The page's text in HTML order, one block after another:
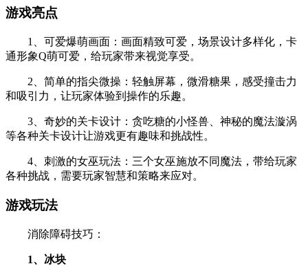
游戏亮点
1、可爱爆萌画面：画面精致可爱，场景设计多样化，卡
通形象Q萌可爱，给玩家带来视觉享受。
2、简单的指尖微操：轻触屏幕，微滑糖果，感受撞击力
和吸引力，让玩家体验到操作的乐趣。
3、奇妙的关卡设计：贪吃糖的小怪兽、神秘的魔法漩涡
等各种关卡设计让游戏更有趣味和挑战性。
4、刺激的女巫玩法：三个女巫施放不同魔法，带给玩家
各种挑战，需要玩家智慧和策略来应对。
游戏玩法
消除障碍技巧：
1、冰块